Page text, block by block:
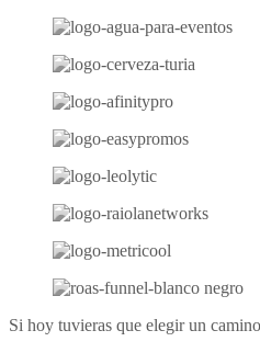
Si hoy tuvieras que elegir un